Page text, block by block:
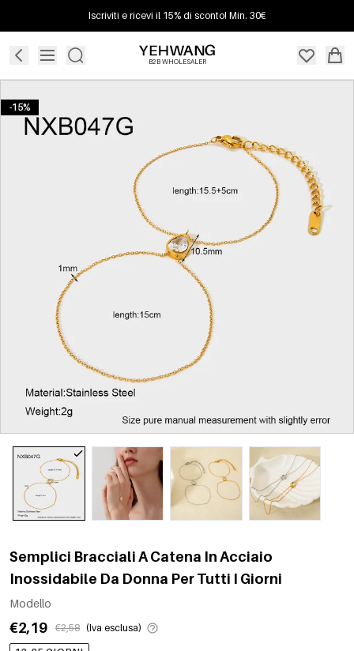
Iscriviti e ricevi il 15% di sconto! Min. 30€
B2B WHOLESALER
-15%
Semplici Bracciali A Catena In Acciaio
Inossidabile Da Donna Per Tutti I Giorni
Modello
€2,19 €2,58 (Iva esclusa)